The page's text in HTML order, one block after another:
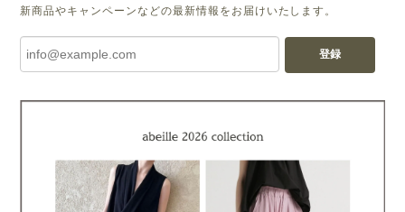
新商品やキャンペーンなどの最新情報をお届けいたします。
登録